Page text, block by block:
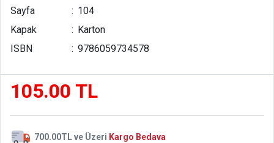
Sayfa
: 104
Kapak
: Karton
ISBN
: 9786059734578
105.00 TL
700.00TL ve Üzeri Kargo Bedava